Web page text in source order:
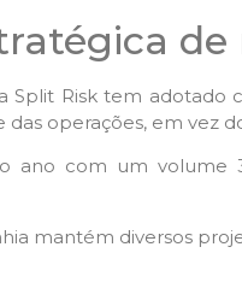
Split Risk tem adotado
das operações, em vez
ano com um volume
mantém diversos